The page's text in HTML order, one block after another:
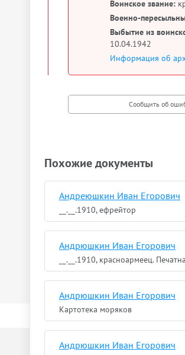
Воинское звание:
Военно-
Выбытие из
10.04.1942
Информация об
Похожие документы
Андреюшкин Иван Егорович
__.__.1910, ефрейтор
Андрюшкин Иван Егорович
Андрюшкин Иван Егорович
Картотека моряков
Андрюшкин Иван Егорович